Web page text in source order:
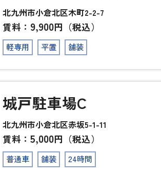
北九州市小倉北区木町2-2-7
賃料： 9,900円（税込）
軽専用 平置 舗装
城戸駐車場C
北九州市小倉北区赤坂5-1-11
賃料： 5,000円（税込）
普通車 舗装 24時間